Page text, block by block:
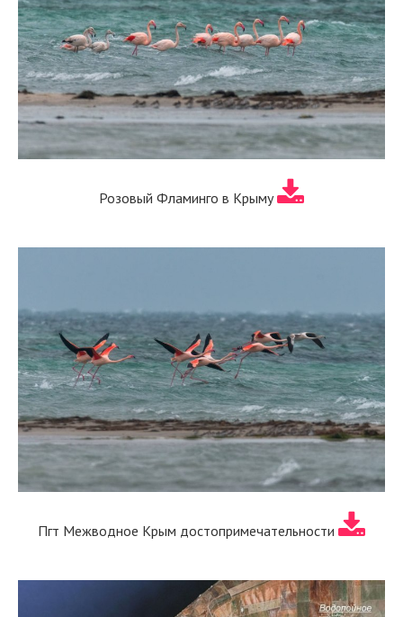
Розовый Фламинго в Крыму
Пгт Межводное Крым достопримечательности